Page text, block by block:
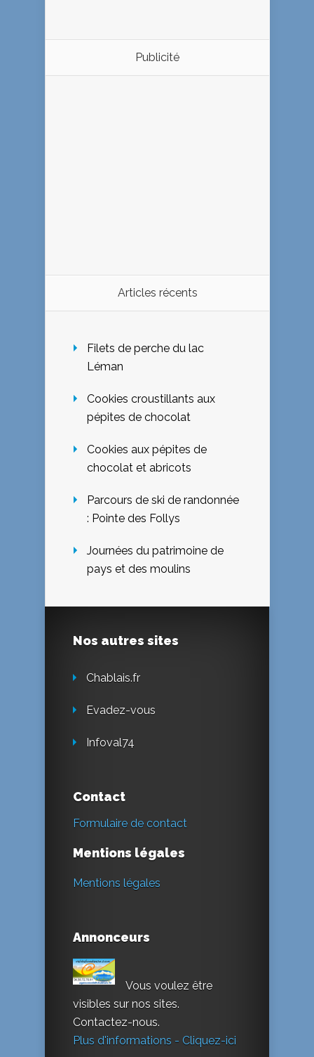
Publicité
Articles récents
Filets de perche du lac
Léman
Cookies croustillants aux
pépites de chocolat
Cookies aux pépites de
chocolat et abricots
Parcours de ski de randonnée
: Pointe des Follys
Journées du patrimoine de
pays et des moulins
Nos autres sites
Chablais.fr
Evadez-vous
Infoval74
Contact
Formulaire de contact
Mentions légales
Mentions légales
Annonceurs
Vous voulez être
visibles sur nos sites.
Contactez-nous.
Plus d'informations - Cliquez-ici